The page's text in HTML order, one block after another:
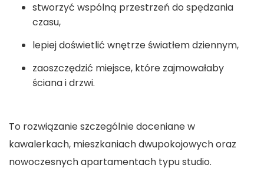
stworzyć wspólną przestrzeń do spędzania
czasu,
lepiej doświetlić wnętrze światłem dziennym,
zaoszczędzić miejsce, które zajmowałaby
ściana i drzwi.
To rozwiązanie szczególnie doceniane w
kawalerkach, mieszkaniach dwupokojowych oraz
nowoczesnych apartamentach typu studio.